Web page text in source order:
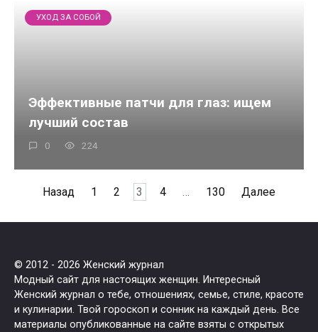
УХОД ЗА СОБОЙ
Эффективные патчи для глаз: ищем
лучший состав
0 224
Пагинация
Назад 1 2 3 4 … 130 Далее
© 2012 - 2026 Женский журнал
Модный сайт для настоящих женщин. Интересный
Женский журнал о тебе, отношениях, семье, стиле, красоте
и кулинарии. Твой гороскоп и сонник на каждый день. Все
материалы опубликованные на сайте взяты с открытых